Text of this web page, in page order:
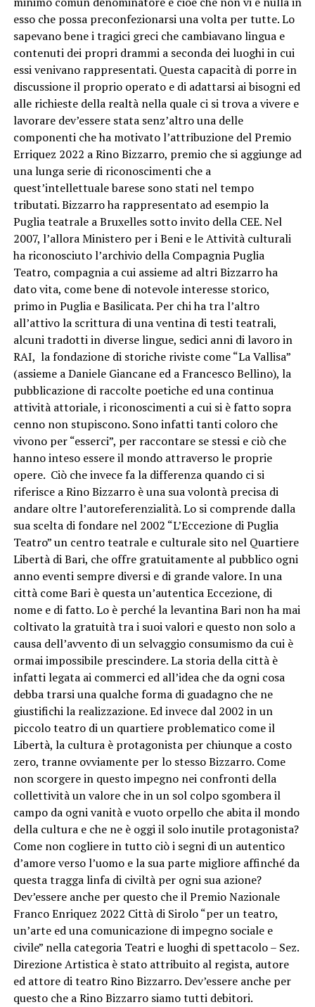
esso che possa preconfezionarsi una volta per tutte. Lo
sapevano bene i tragici greci che cambiavano lingua e
contenuti dei propri drammi a seconda dei luoghi in cui
essi venivano rappresentati. Questa capacità di porre in
discussione il proprio operato e di adattarsi ai bisogni ed
alle richieste della realtà nella quale ci si trova a vivere e
lavorare dev’essere stata senz’altro una delle
componenti che ha motivato l’attribuzione del Premio
Erriquez 2022 a Rino Bizzarro, premio che si aggiunge ad
una lunga serie di riconoscimenti che a
quest’intellettuale barese sono stati nel tempo
tributati. Bizzarro ha rappresentato ad esempio la
Puglia teatrale a Bruxelles sotto invito della CEE. Nel
2007, l’allora Ministero per i Beni e le Attività culturali
ha riconosciuto l’archivio della Compagnia Puglia
Teatro, compagnia a cui assieme ad altri Bizzarro ha
dato vita, come bene di notevole interesse storico,
primo in Puglia e Basilicata. Per chi ha tra l’altro
all’attivo la scrittura di una ventina di testi teatrali,
alcuni tradotti in diverse lingue, sedici anni di lavoro in
RAI, la fondazione di storiche riviste come “La Vallisa”
(assieme a Daniele Giancane ed a Francesco Bellino), la
pubblicazione di raccolte poetiche ed una continua
attività attoriale, i riconoscimenti a cui si è fatto sopra
cenno non stupiscono. Sono infatti tanti coloro che
vivono per “esserci”, per raccontare se stessi e ciò che
hanno inteso essere il mondo attraverso le proprie
opere. Ciò che invece fa la differenza quando ci si
riferisce a Rino Bizzarro è una sua volontà precisa di
andare oltre l’autoreferenzialità. Lo si comprende dalla
sua scelta di fondare nel 2002 “L’Eccezione di Puglia
Teatro” un centro teatrale e culturale sito nel Quartiere
Libertà di Bari, che offre gratuitamente al pubblico ogni
anno eventi sempre diversi e di grande valore. In una
città come Bari è questa un’autentica Eccezione, di
nome e di fatto. Lo è perché la levantina Bari non ha mai
coltivato la gratuità tra i suoi valori e questo non solo a
causa dell’avvento di un selvaggio consumismo da cui è
ormai impossibile prescindere. La storia della città è
infatti legata ai commerci ed all’idea che da ogni cosa
debba trarsi una qualche forma di guadagno che ne
giustifichi la realizzazione. Ed invece dal 2002 in un
piccolo teatro di un quartiere problematico come il
Libertà, la cultura è protagonista per chiunque a costo
zero, tranne ovviamente per lo stesso Bizzarro. Come
non scorgere in questo impegno nei confronti della
collettività un valore che in un sol colpo sgombera il
campo da ogni vanità e vuoto orpello che abita il mondo
della cultura e che ne è oggi il solo inutile protagonista?
Come non cogliere in tutto ciò i segni di un autentico
d’amore verso l’uomo e la sua parte migliore affinché da
questa tragga linfa di civiltà per ogni sua azione?
Dev’essere anche per questo che il Premio Nazionale
Franco Enriquez 2022 Città di Sirolo “per un teatro,
un’arte ed una comunicazione di impegno sociale e
civile” nella categoria Teatri e luoghi di spettacolo – Sez.
Direzione Artistica è stato attribuito al regista, autore
ed attore di teatro Rino Bizzarro. Dev’essere anche per
questo che a Rino Bizzarro siamo tutti debitori.